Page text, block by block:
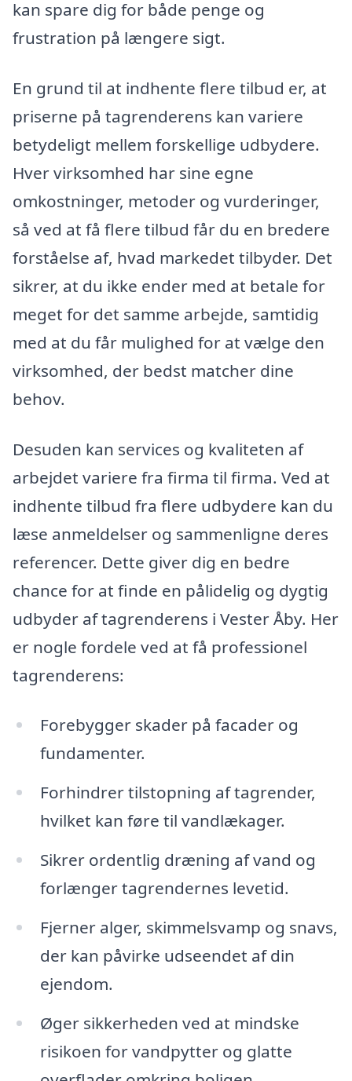
kan spare dig for både penge og
frustration på længere sigt.
En grund til at indhente flere tilbud er, at
priserne på tagrenderens kan variere
betydeligt mellem forskellige udbydere.
Hver virksomhed har sine egne
omkostninger, metoder og vurderinger,
så ved at få flere tilbud får du en bredere
forståelse af, hvad markedet tilbyder. Det
sikrer, at du ikke ender med at betale for
meget for det samme arbejde, samtidig
med at du får mulighed for at vælge den
virksomhed, der bedst matcher dine
behov.
Desuden kan services og kvaliteten af
arbejdet variere fra firma til firma. Ved at
indhente tilbud fra flere udbydere kan du
læse anmeldelser og sammenligne deres
referencer. Dette giver dig en bedre
chance for at finde en pålidelig og dygtig
udbyder af tagrenderens i Vester Åby. Her
er nogle fordele ved at få professionel
tagrenderens:
Forebygger skader på facader og
fundamenter.
Forhindrer tilstopning af tagrender,
hvilket kan føre til vandlækager.
Sikrer ordentlig dræning af vand og
forlænger tagrendernes levetid.
Fjerner alger, skimmelsvamp og snavs,
der kan påvirke udseendet af din
ejendom.
Øger sikkerheden ved at mindske
risikoen for vandpytter og glatte